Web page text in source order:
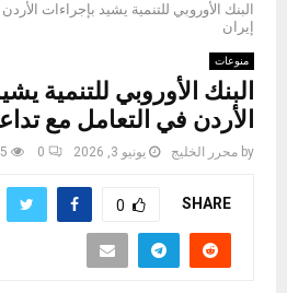
البنك الأوروبي للتنمية يشيد بإجراءات
إيران
منوعات
البنك الأوروبي للتنمية
الأردن في التعامل مع
by محرر الخليج يونيو 3, 2026 0
SHARE
0